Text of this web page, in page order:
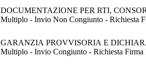
DOCUMENTAZIONE PER RTI,
Multiplo - Invio Non Congiunto - Richiesta
GARANZIA PROVVISORIA E
Multiplo - Invio Congiunto - Richiesta